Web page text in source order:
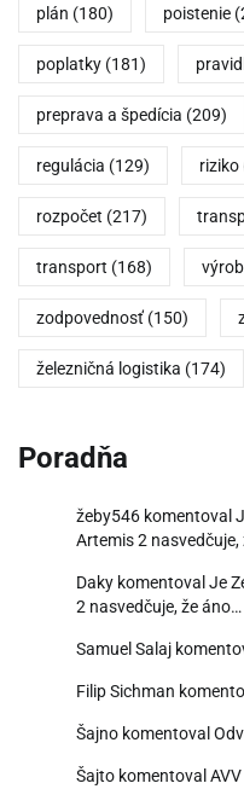
plán (180) poistenie
poplatky (181)
preprava a špedícia (209)
regulácia (129) riziko
rozpočet (217)
transport (168)
zodpovednosť (150)
železničná logistika (174)
Poradňa
žeby546 komentoval
Artemis 2 nasvedčuje,
Daky komentovalJe
2 nasvedčuje, že áno…
Samuel Salaj
Filip Sichman
Šajno komentoval
Šajto komentovalAVV